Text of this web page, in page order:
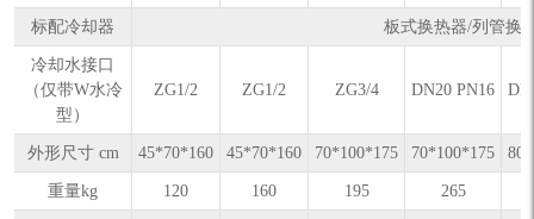
标配冷却器 板式换热器/列管换
冷却水接口
（仅带W水冷
型）
ZG1/2 ZG1/2 ZG3/4 DN20 PN16
外形尺寸 cm 45*70*160 45*70*160 70*100*175 70*100*175
重量kg 120 160 195 265